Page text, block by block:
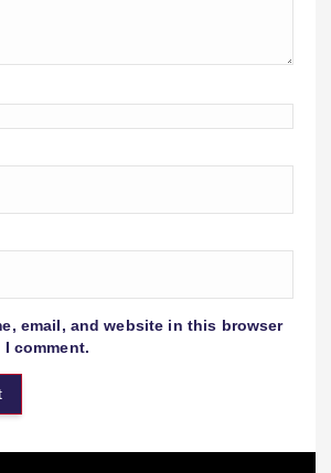
email, and website in this browser
comment.